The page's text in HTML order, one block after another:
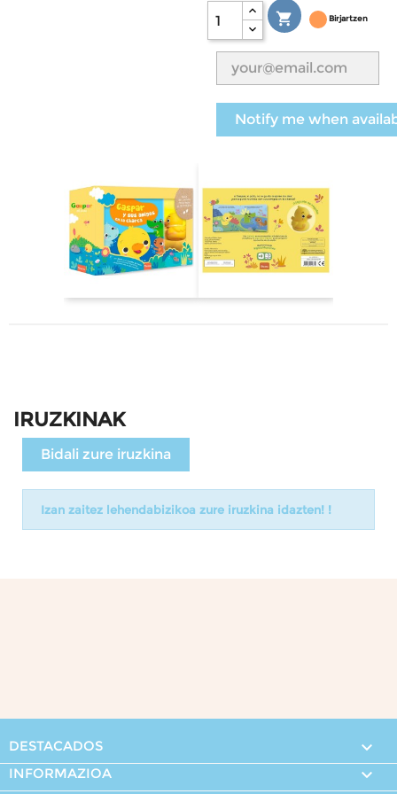
 Birjartzen
Notify me when
IRUZKINAK
Bidali zure iruzkina
Izan zaitez lehendabizikoa zure iruzkina idazten! !
DESTACADOS 
INFORMAZIOA 